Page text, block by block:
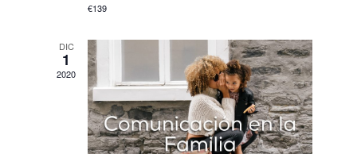
€139
DIC
1
2020